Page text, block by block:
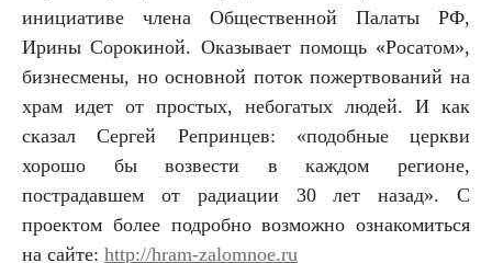
инициативе члена Общественной Палаты РФ,
Ирины Сорокиной. Оказывает помощь «Росатом»,
бизнесмены, но основной поток пожертвований на
храм идет от простых, небогатых людей. И как
сказал Сергей Репринцев: «подобные церкви
хорошо бы возвести в каждом регионе,
пострадавшем от радиации 30 лет назад». С
проектом более подробно возможно ознакомиться
на сайте: http://hram-zalomnoe.ru